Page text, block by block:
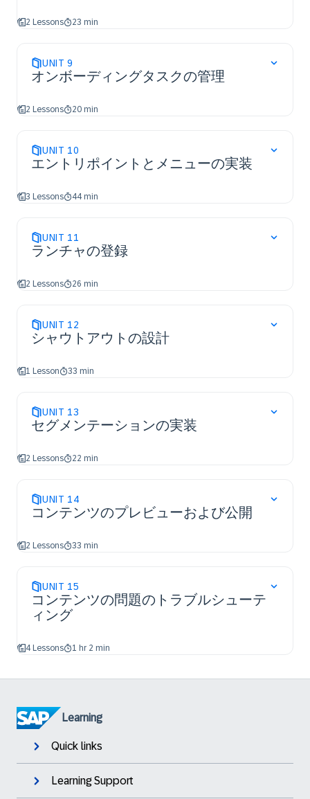
2 Lessons 23 min
UNIT 9
オンボーディングタスクの管理
2 Lessons 20 min
UNIT 10
エントリポイントとメニューの実装
3 Lessons 44 min
UNIT 11
ランチャの登録
2 Lessons 26 min
UNIT 12
シャウトアウトの設計
1 Lesson 33 min
UNIT 13
セグメンテーションの実装
2 Lessons 22 min
UNIT 14
コンテンツのプレビューおよび公開
2 Lessons 33 min
UNIT 15
コンテンツの問題のトラブルシューテ
ィング
4 Lessons 1 hr 2 min
Learning
Quick links
Learning Support